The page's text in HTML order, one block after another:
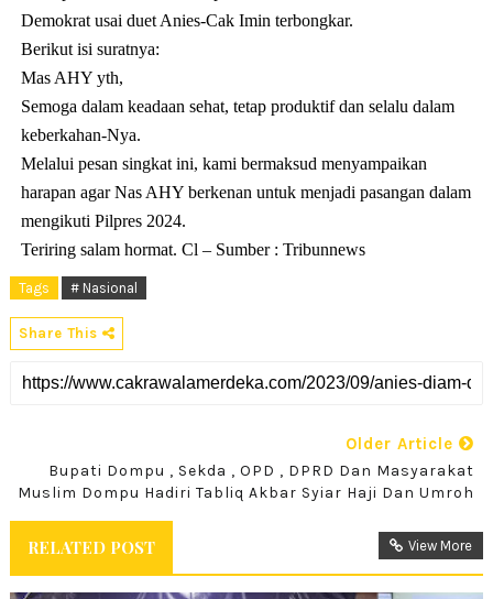
Demokrat usai duet Anies-Cak Imin terbongkar.
Berikut isi suratnya:
Mas AHY yth,
Semoga dalam keadaan sehat, tetap produktif dan selalu dalam
keberkahan-Nya.
Melalui pesan singkat ini, kami bermaksud menyampaikan
harapan agar Nas AHY berkenan untuk menjadi pasangan dalam
mengikuti Pilpres 2024.
Teriring salam hormat. Cl – Sumber : Tribunnews
Tags # Nasional
Share This
Older Article
Bupati Dompu , Sekda , OPD , DPRD Dan Masyarakat
Muslim Dompu Hadiri Tabliq Akbar Syiar Haji Dan Umroh
RELATED POST View More